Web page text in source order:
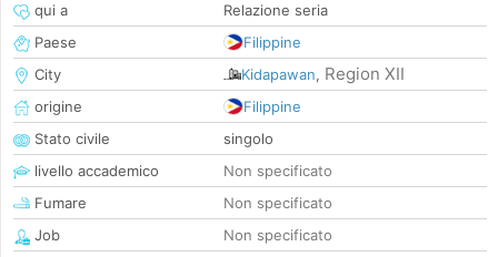
qui a
Relazione seria
Paese
Filippine
City
Kidapawan, Region XII
origine
Filippine
Stato civile
singolo
livello accademico
Non specificato
Fumare
Non specificato
Job
Non specificato